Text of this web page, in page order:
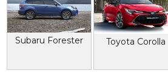
Subaru Forester Toyota Corolla